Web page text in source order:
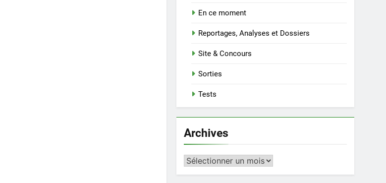
En ce moment
Reportages, Analyses et Dossiers
Site & Concours
Sorties
Tests
Archives
Archives